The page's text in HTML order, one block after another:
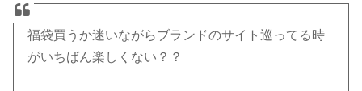
福袋買うか迷いながらブランドのサイト巡ってる時
がいちばん楽しくない？？